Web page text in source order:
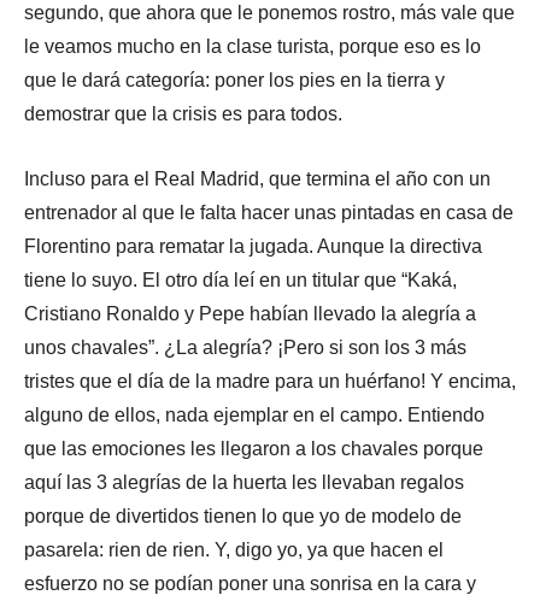
segundo, que ahora que le ponemos rostro, más vale que
le veamos mucho en la clase turista, porque eso es lo
que le dará categoría: poner los pies en la tierra y
demostrar que la crisis es para todos.
Incluso para el Real Madrid, que termina el año con un
entrenador al que le falta hacer unas pintadas en casa de
Florentino para rematar la jugada. Aunque la directiva
tiene lo suyo. El otro día leí en un titular que “Kaká,
Cristiano Ronaldo y Pepe habían llevado la alegría a
unos chavales”. ¿La alegría? ¡Pero si son los 3 más
tristes que el día de la madre para un huérfano! Y encima,
alguno de ellos, nada ejemplar en el campo. Entiendo
que las emociones les llegaron a los chavales porque
aquí las 3 alegrías de la huerta les llevaban regalos
porque de divertidos tienen lo que yo de modelo de
pasarela: rien de rien. Y, digo yo, ya que hacen el
esfuerzo no se podían poner una sonrisa en la cara y